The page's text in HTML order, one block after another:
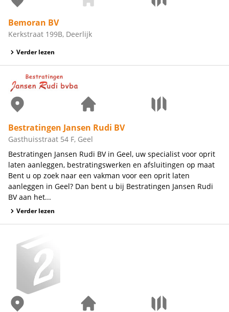
Bemoran BV
Kerkstraat 199B, Deerlijk
Verder lezen
Bestratingen Jansen Rudi BV
Gasthuisstraat 54 F, Geel
Bestratingen Jansen Rudi BV in Geel, uw specialist voor oprit
laten aanleggen, bestratingswerken en afsluitingen op maat
Bent u op zoek naar een vakman voor een oprit laten
aanleggen in Geel? Dan bent u bij Bestratingen Jansen Rudi
BV aan het...
Verder lezen